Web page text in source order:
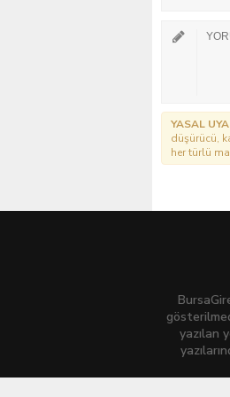
YASAL
düşürücü,
her türlü
yazılan